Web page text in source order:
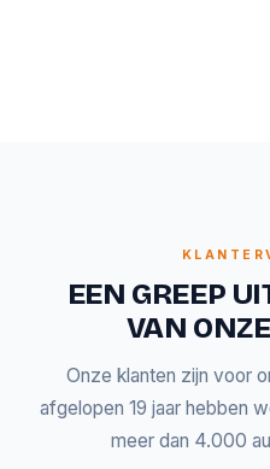
EEN GREEP
VAN
Onze klanten zijn voor
afgelopen 19 jaar hebben
meer dan 4.000